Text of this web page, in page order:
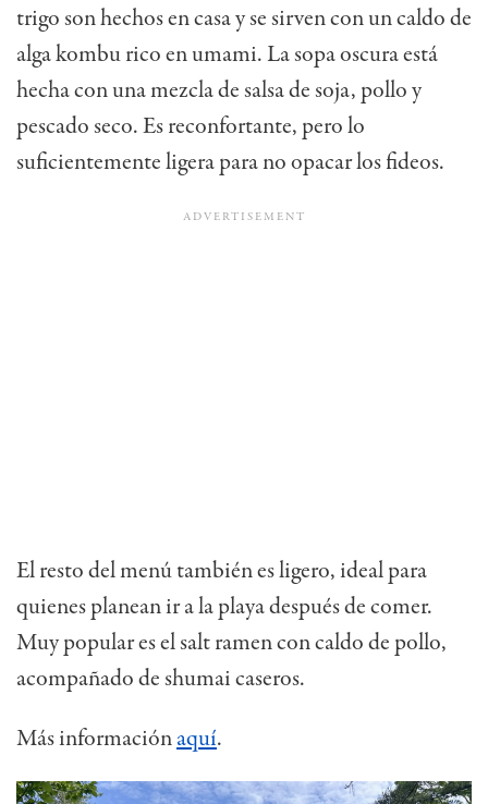
trigo son hechos en casa y se sirven con un caldo de
alga kombu rico en umami. La sopa oscura está
hecha con una mezcla de salsa de soja, pollo y
pescado seco. Es reconfortante, pero lo
suficientemente ligera para no opacar los fideos.
El resto del menú también es ligero, ideal para
quienes planean ir a la playa después de comer.
Muy popular es el salt ramen con caldo de pollo,
acompañado de shumai caseros.
Más informaciónaquí.